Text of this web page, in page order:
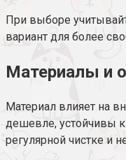
При выборе
вариант для более
Материалы и
Материал влияет на
дешевле, устойчивы
регулярной чистке и